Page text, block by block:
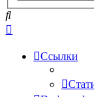
Поиск
Ссылки